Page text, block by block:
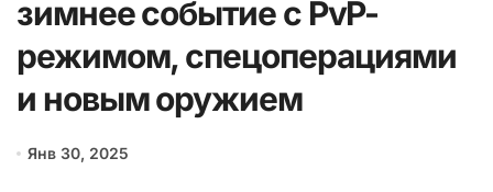
зимнее событие с PvP-
режимом, спецоперациями
и новым оружием
Янв 30, 2025